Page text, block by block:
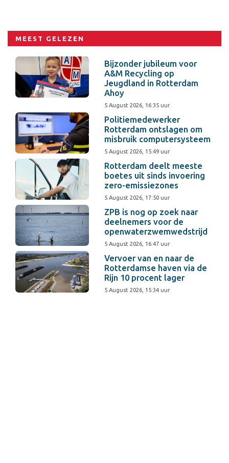
MEEST GELEZEN
Bijzonder jubileum voor
A&M Recycling op
Jeugdland in Rotterdam
Ahoy
5 August 2026, 16:35 uur
Politiemedewerker
Rotterdam ontslagen om
misbruik computersysteem
5 August 2026, 15:49 uur
Rotterdam deelt meeste
boetes uit sinds invoering
zero-emissiezones
5 August 2026, 17:50 uur
ZPB is nog op zoek naar
deelnemers voor de
openwaterzwemwedstrijd
5 August 2026, 16:47 uur
Vervoer van en naar de
Rotterdamse haven via de
Rijn 10 procent lager
5 August 2026, 15:34 uur